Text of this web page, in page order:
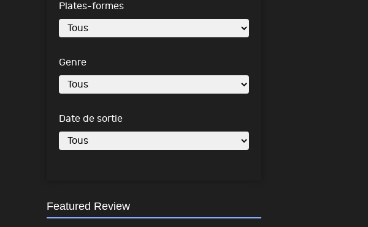
Plates-formes
Genre
Date de sortie
Featured Review